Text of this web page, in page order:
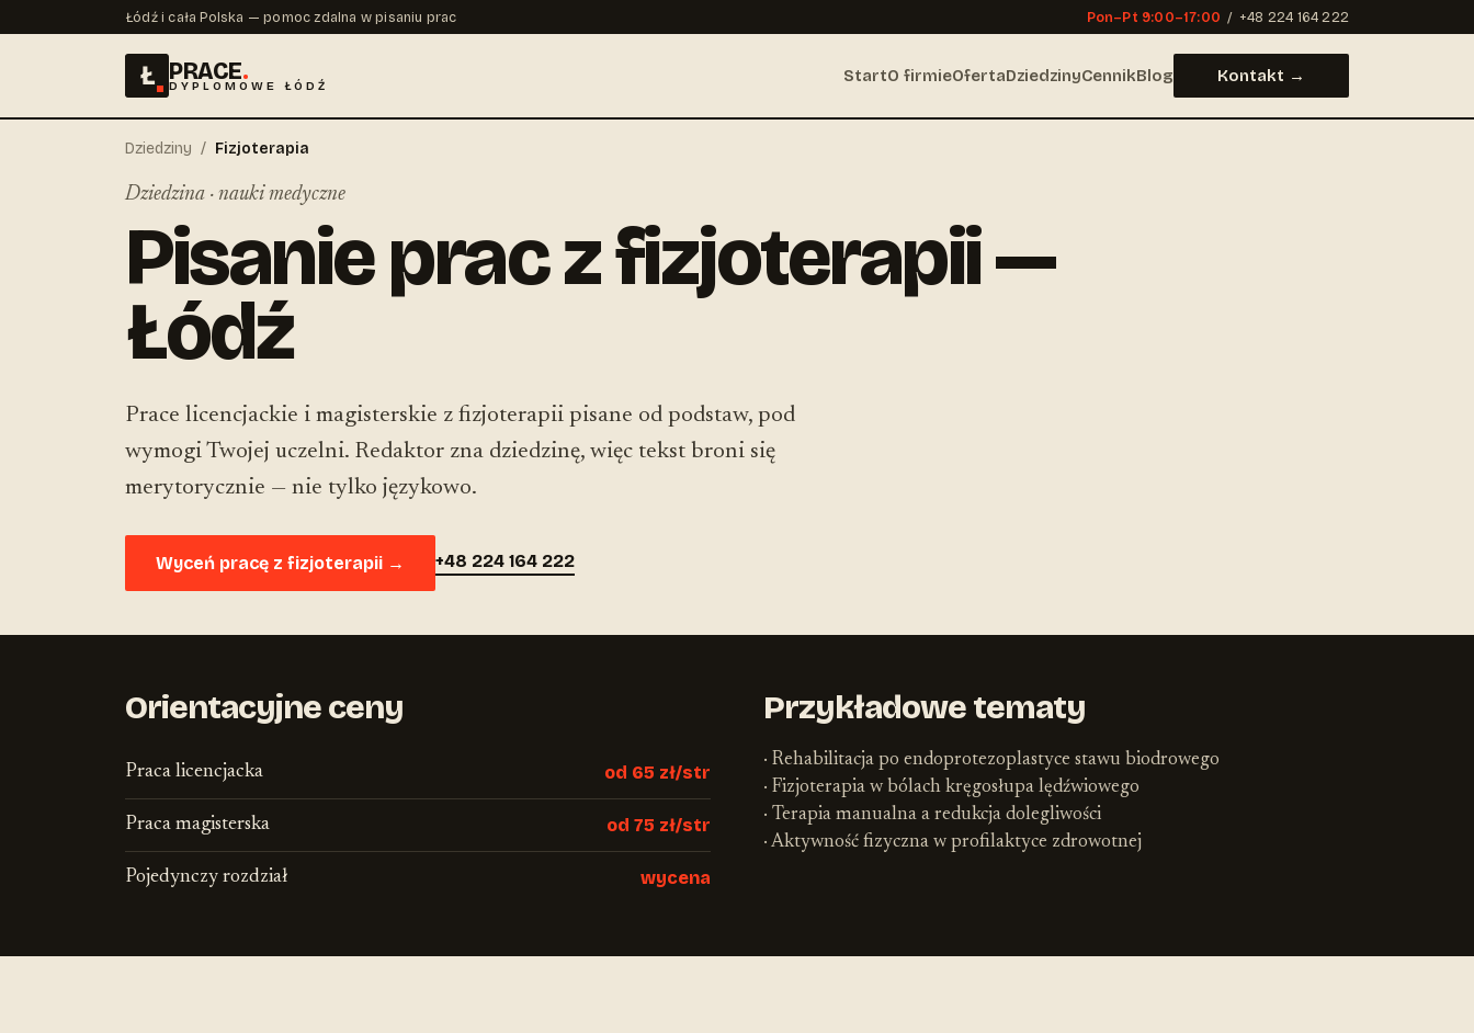
Łódź i cała Polska — pomoc zdalna w pisaniu prac Pon–Pt 9:00–17:00 / +48 224 164 222
Ł PRACE.
DYPLOMOWE ŁÓDŹ StartO firmieOfertaDziedzinyCennikBlog Kontakt →
Dziedziny / Fizjoterapia
Dziedzina · nauki medyczne
Pisanie prac z fizjoterapii —
Łódź
Prace licencjackie i magisterskie z fizjoterapii pisane od podstaw, pod
wymogi Twojej uczelni. Redaktor zna dziedzinę, więc tekst broni się
merytorycznie — nie tylko językowo.
Wyceń pracę z fizjoterapii → +48 224 164 222
Orientacyjne ceny
Praca licencjacka od 65 zł/str
Praca magisterska od 75 zł/str
Pojedynczy rozdział wycena
Przykładowe tematy
· Rehabilitacja po endoprotezoplastyce stawu biodrowego
· Fizjoterapia w bólach kręgosłupa lędźwiowego
· Terapia manualna a redukcja dolegliwości
· Aktywność fizyczna w profilaktyce zdrowotnej